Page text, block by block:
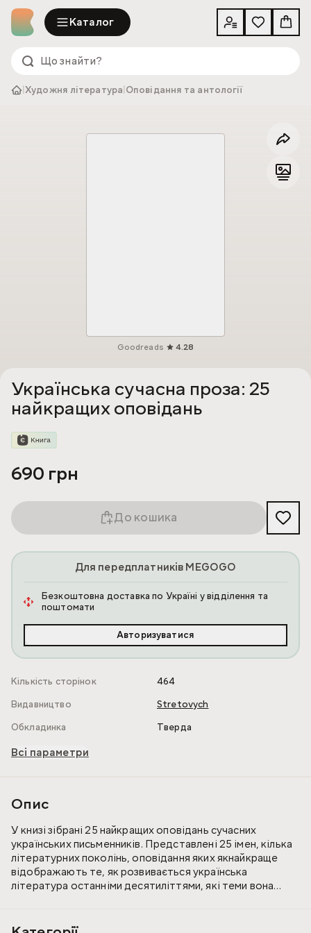
Каталог
|Художня література Оповідання та антології
Goodreads 4.28
Українська сучасна проза: 25
найкращих оповідань
690 грн
До кошика
Для передплатників MEGOGO
Безкоштовна доставка по Україні у відділення та
поштомати
Авторизуватися
Кількість сторінок
464
Видавництво
Stretovych
Обкладинка
Тверда
Всі параметри
Опис
У книзі зібрані 25 найкращих оповідань сучасних
українських письменників. Представлені 25 імен, кілька
літературних поколінь, оповідання яких якнайкраще
відображають те, як розвивається українська
література останніми десятиліттями, які теми вона
Перед вами зріз нашого сучасного письменства. І ця